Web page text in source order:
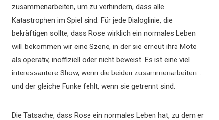
zusammenarbeiten, um zu verhindern, dass alle
Katastrophen im Spiel sind. Für jede Dialoglinie, die
bekräftigen sollte, dass Rose wirklich ein normales Leben
will, bekommen wir eine Szene, in der sie erneut ihre Mote
als operativ, inoffiziell oder nicht beweist. Es ist eine viel
interessantere Show, wenn die beiden zusammenarbeiten …
und der gleiche Funke fehlt, wenn sie getrennt sind.
Die Tatsache, dass Rose ein normales Leben hat, zu dem er